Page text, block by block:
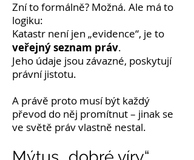
Zní to formálně? Možná. Ale má to
logiku:
Katastr není jen „evidence“, je to
veřejný seznam práv.
Jeho údaje jsou závazné, poskytují
právní jistotu.
A právě proto musí být každý
převod do něj promítnut – jinak se
ve světě práv vlastně nestal.